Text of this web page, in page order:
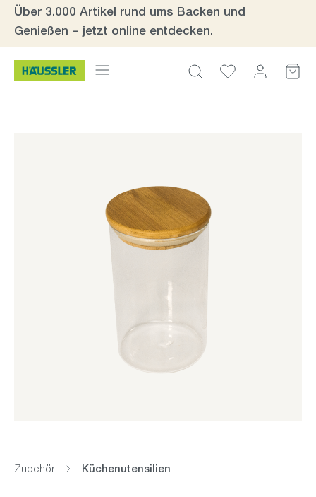
Zum Hauptinhalt springen
Über 3.000 Artikel rund ums Backen und
Genießen – jetzt online entdecken.
Zubehör Küchenutensilien